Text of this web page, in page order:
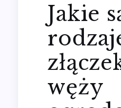
Jakie
węży